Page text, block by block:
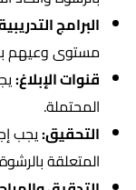
البرامج
مستوى وعيهم
قنوات الإبلاغ:
المحتملة.
التحقيق:يجب
المتعلقة